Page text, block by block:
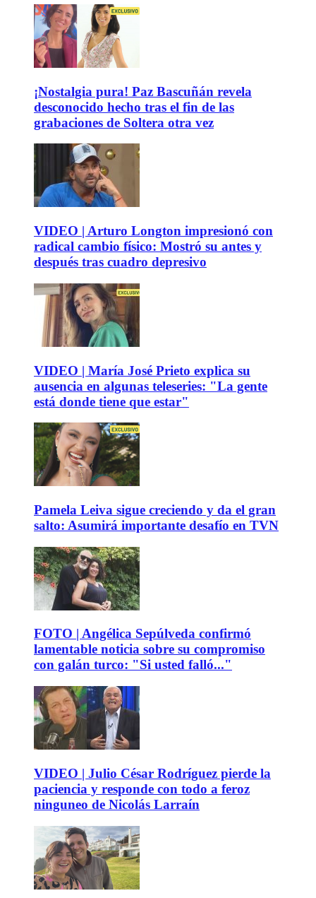
¡Nostalgia pura! Paz Bascuñán revela
desconocido hecho tras el fin de las
grabaciones de Soltera otra vez
VIDEO | Arturo Longton impresionó con
radical cambio físico: Mostró su antes y
después tras cuadro depresivo
VIDEO | María José Prieto explica su
ausencia en algunas teleseries: "La gente
está donde tiene que estar"
Pamela Leiva sigue creciendo y da el gran
salto: Asumirá importante desafío en TVN
FOTO | Angélica Sepúlveda confirmó
lamentable noticia sobre su compromiso
con galán turco: "Si usted falló..."
VIDEO | Julio César Rodríguez pierde la
paciencia y responde con todo a feroz
ninguneo de Nicolás Larraín